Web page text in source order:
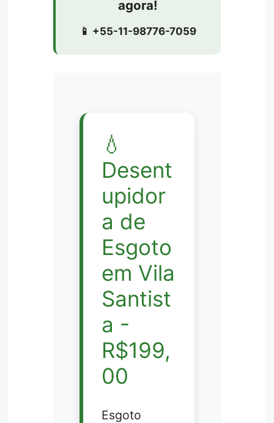
agora!
📱 +55-11-98776-7059
💧
Desent
upidor
a de
Esgoto
em Vila
Santist
a -
R$199,
00
Esgoto